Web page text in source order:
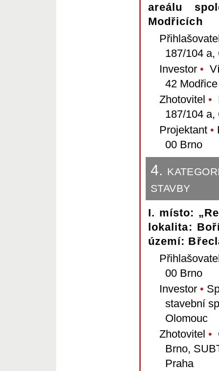
areálu
Modřicích
187/104 a,
Investor •
42 Modřice
Zhotovitel •
187/104 a,
Projektant •
00 Brno
4.
stavby
I. místo:
lokalita:
území:
00 Brno
Investor •
stavební
Olomouc
Zhotovitel •
Brno,
Praha